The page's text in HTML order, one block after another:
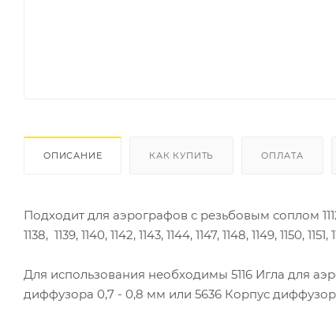
ОПИСАНИЕ КАК КУПИТЬ ОПЛАТА
Подходит для аэрографов с резьбовым соплом 1112, 1113,
1138, 1139, 1140, 1142, 1143, 1144, 1147, 1148, 1149, 1150, 1151,
Для использования необходимы 5116 Игла для
диффузора 0,7 - 0,8 мм или 5636 Корпус